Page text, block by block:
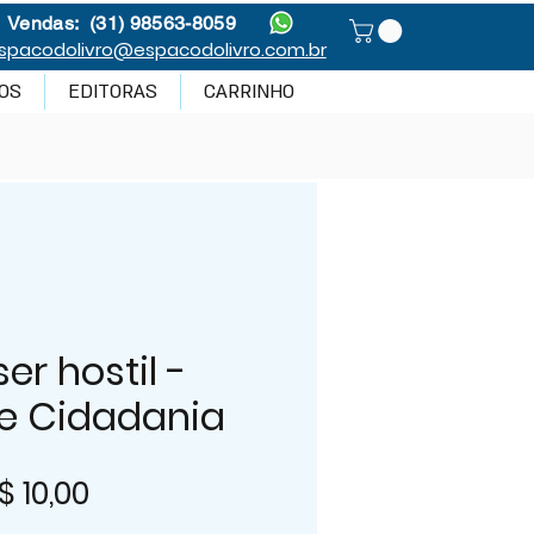
Vendas: (31) 98563-8059
EDITORAS CARRINHO
hostil -
Cidadania
10,00